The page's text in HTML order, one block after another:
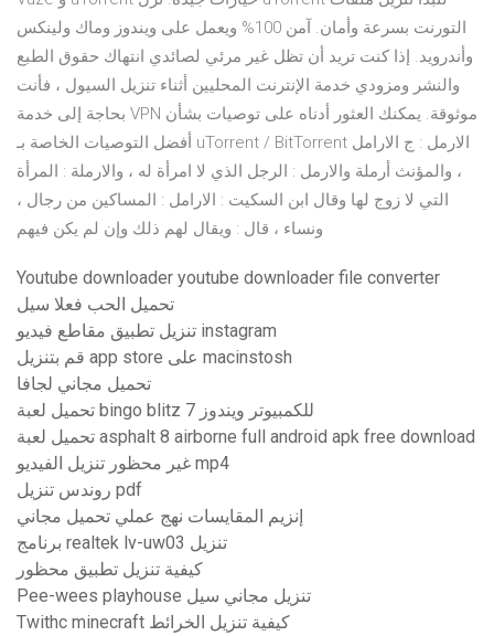
التورنت بسرعة وأمان. آمن 100% ويعمل على ويندوز وماك ولينكس
وأندرويد. إذا كنت تريد أن تظل غير مرئي لصائدي انتهاك حقوق الطبع
والنشر ومزودي خدمة الإنترنت المحليين أثناء تنزيل السيول ، فأنت
بحاجة إلى خدمة VPN موثوقة. يمكنك العثور أدناه على توصيات بشأن
أفضل التوصيات الخاصة بـ uTorrent / BitTorrent الارمل : ج الارامل
، والمؤنث أرملة والارمل : الرجل الذي لا امرأة له ، والارملة : المرأة
التي لا زوج لها وقال ابن السكيت : الارامل : المساكين من رجال ،
ونساء ، قال : ويقال لهم ذلك وإن لم يكن فيهم
Youtube downloader youtube downloader file converter
تحميل الحب فعلا سيل
تنزيل تطبيق مقاطع فيديو instagram
قم بتنزيل app store على macinstosh
تحميل مجاني لجافا
تحميل لعبة bingo blitz للكمبيوتر ويندوز 7
تحميل لعبة asphalt 8 airborne full android apk free download
غير محظور تنزيل الفيديو mp4
روندس تنزيل pdf
إنزيم المقايسات نهج عملي تحميل مجاني
برنامج realtek lv-uw03 تنزيل
كيفية تنزيل تطبيق محظور
Pee-wees playhouse تنزيل مجاني سيل
Twithc minecraft كيفية تنزيل الخرائط